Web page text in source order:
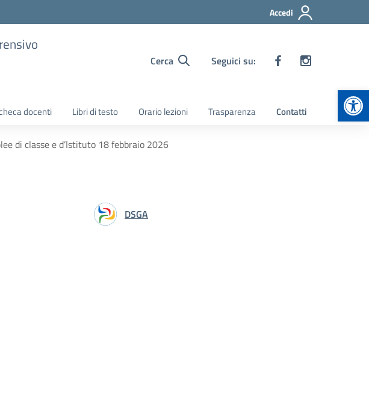
Accedi
Cerca Seguici su:
docenti Libri di testo Orario lezioni Trasparenza Contatti
di classe e d’Istituto 18 febbraio 2026
DSGA